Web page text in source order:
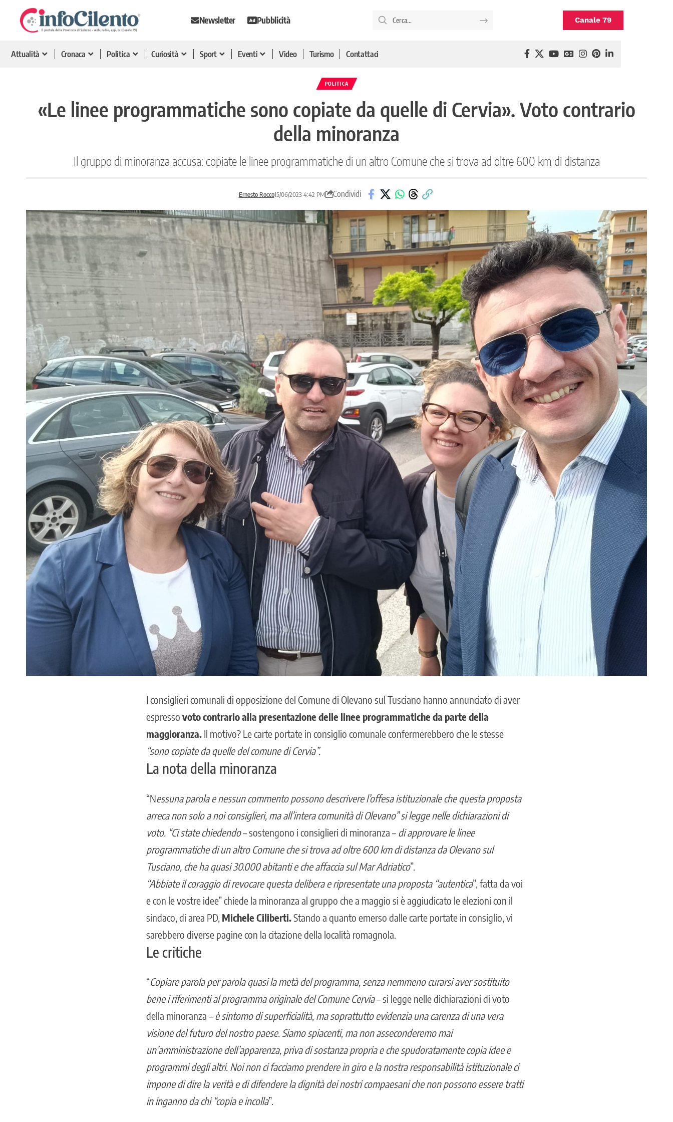
Newsletter Pubblicità Canale 79
Attualità Cronaca Politica Curiosità Sport Eventi Video Turismo Contattaci
POLITICA
«Le linee programmatiche sono copiate da quelle di Cervia». Voto contrario
della minoranza
Il gruppo di minoranza accusa: copiate le linee programmatiche di un altro Comune che si trova ad oltre 600 km di distanza
Ernesto Rocco15/06/2023 4:42 PM Condividi
I consiglieri comunali di opposizione del Comune di Olevano sul Tusciano hanno annunciato di aver
espresso voto contrario alla presentazione delle linee programmatiche da parte della
maggioranza. Il motivo? Le carte portate in consiglio comunale confermerebbero che le stesse
“sono copiate da quelle del comune di Cervia”.
La nota della minoranza
“Nessuna parola e nessun commento possono descrivere l’offesa istituzionale che questa proposta
arreca non solo a noi consiglieri, ma all’intera comunità di Olevano” si legge nelle dichiarazioni di
voto. “Ci state chiedendo– sostengono i consiglieri di minoranza – di approvare le linee
programmatiche di un altro Comune che si trova ad oltre 600 km di distanza da Olevano sul
Tusciano, che ha quasi 30.000 abitanti e che affaccia sul Mar Adriatico”.
“Abbiate il coraggio di revocare questa delibera e ripresentate una proposta “autentica”, fatta da voi
e con le vostre idee” chiede la minoranza al gruppo che a maggio si è aggiudicato le elezioni con il
sindaco, di area PD, Michele Ciliberti.Stando a quanto emerso dalle carte portate in consiglio, vi
sarebbero diverse pagine con la citazione della località romagnola.
Le critiche
“Copiare parola per parola quasi la metà del programma, senza nemmeno curarsi aver sostituito
bene i riferimenti al programma originale del Comune Cervia– si legge nelle dichiarazioni di voto
della minoranza – è sintomo di superficialità, ma soprattutto evidenzia una carenza di una vera
visione del futuro del nostro paese. Siamo spiacenti, ma non asseconderemo mai
un’amministrazione dell’apparenza, priva di sostanza propria e che spudoratamente copia idee e
programmi degli altri. Noi non ci facciamo prendere in giro e la nostra responsabilità istituzionale ci
impone di dire la verità e di difendere la dignità dei nostri compaesani che non possono essere tratti
in inganno da chi “copia e incolla”.